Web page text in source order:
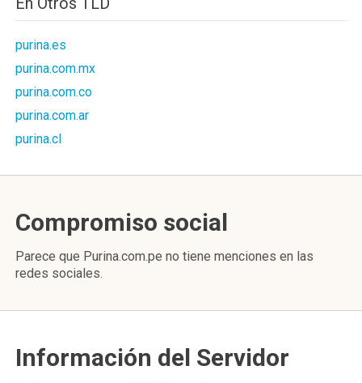
purina.es
purina.com.mx
purina.com.co
purina.com.ar
purina.cl
Compromiso social
Parece que Purina.com.pe no tiene menciones en las
redes sociales.
Información del Servidor